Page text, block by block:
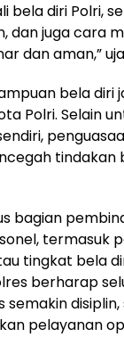
bela diri Polri,
dan juga cara
dan aman,”
bela diri
Polri. Selain
tindakan
bagian
termasuk
tingkat bela
berharap
semakin
pelayanan